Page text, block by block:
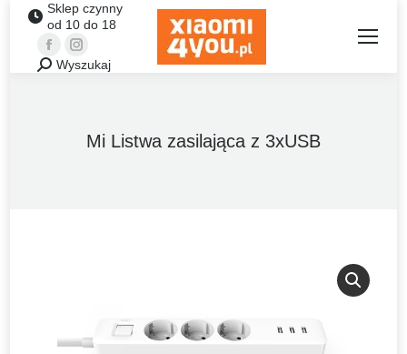
Sklep czynny
od 10 do 18
FacebookInstagram
Szukaj:Wyszukaj
Mi Listwa zasilająca z 3xUSB